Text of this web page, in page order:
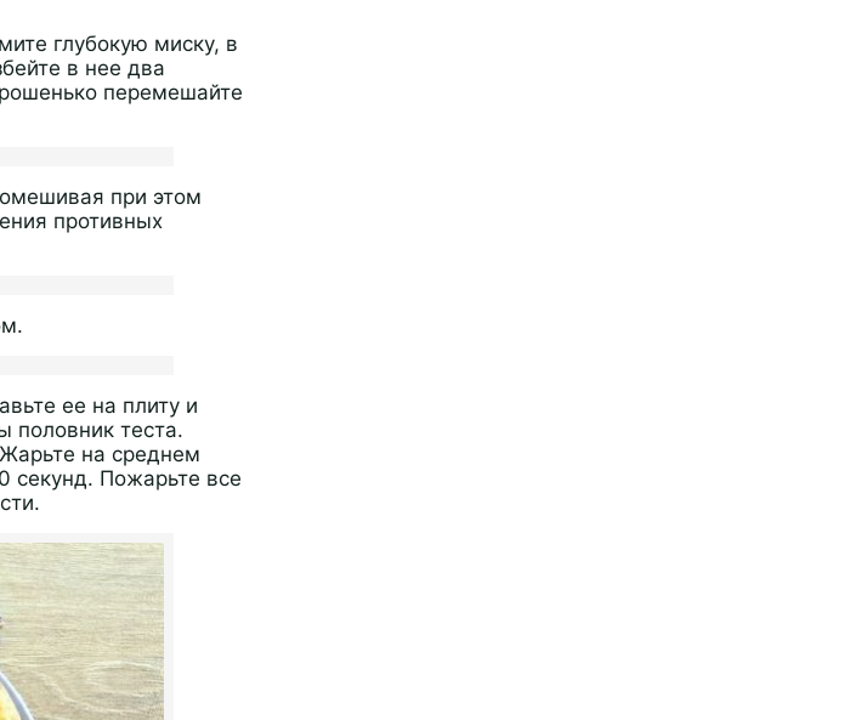
глубокую миску, в
в нее два
перемешайте
при этом
противных
ее на плиту и
половник теста.
на среднем
секунд. Пожарьте все